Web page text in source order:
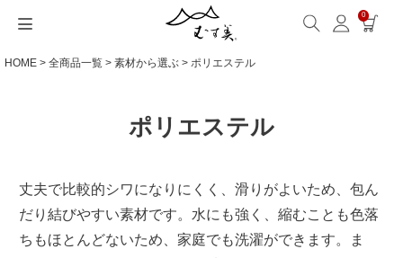
0
HOME 全商品一覧 素材から選ぶ ポリエステル
ポリエステル
丈夫で比較的シワになりにくく、滑りがよいため、包ん
だり結びやすい素材です。水にも強く、縮むことも色落
ちもほとんどないため、家庭でも洗濯ができます。ま
サイズから選ぶ
Mサイズ(約68～70cm)
Lサイズ(約90～120cm)
ギフトシーンから選ぶ
卒入学・就職祝い
シーンから選ぶ
旅行
素材から選ぶ
リネン
シリーズ名から選ぶ
ひめむすび(Adeline Klam)
ふくさ（念珠）・はんかち・書籍
名入れ・ラッピング
発送・お問い合わせ
お問い合わせ
包み方・お手入れ
ワークショップ案内
ブログ・特集
読みもの(ブログ)
ストール巻き方
洋服カバー
特集
ECOバッグ 70cm
OUTDOOR
むす美とは